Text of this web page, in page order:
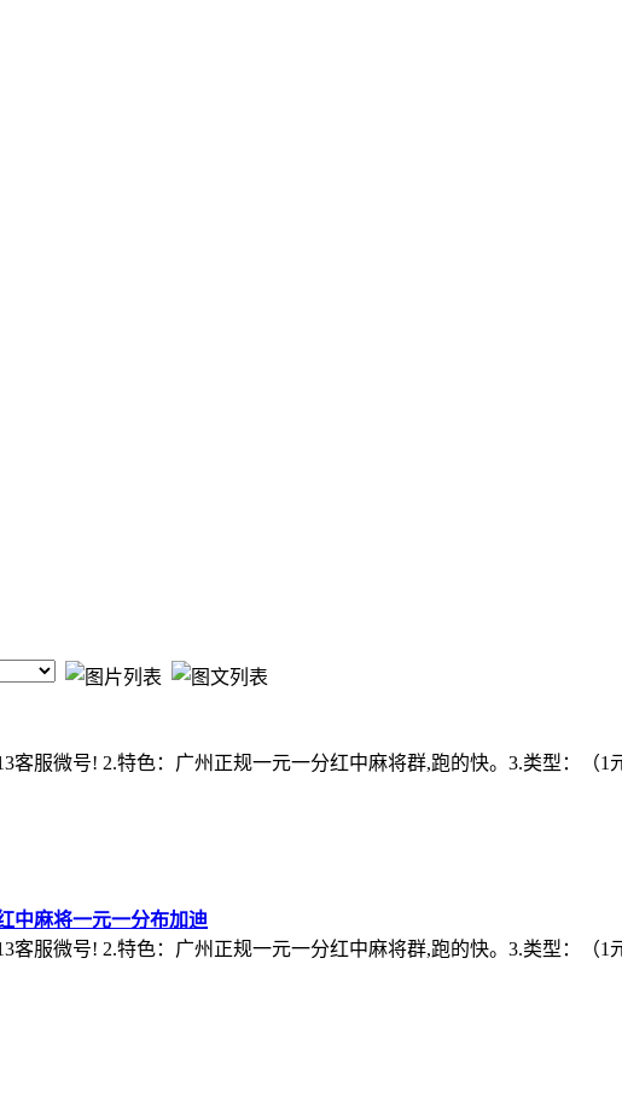
客服微号! 2.特色：广州正规一元一分红中麻将群,跑的快。3.类型：（1
中麻将一元一分布加迪
客服微号! 2.特色：广州正规一元一分红中麻将群,跑的快。3.类型：（1